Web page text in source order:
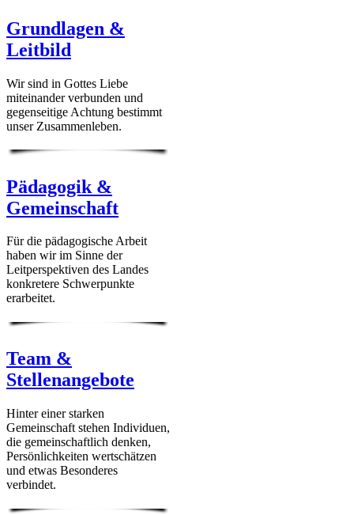
Grundlagen &
Leitbild
Wir sind in Gottes Liebe
miteinander verbunden und
gegenseitige Achtung bestimmt
unser Zusammenleben.
Pädagogik &
Gemeinschaft
Für die pädagogische Arbeit
haben wir im Sinne der
Leitperspektiven des Landes
konkretere Schwerpunkte
erarbeitet.
Team &
Stellenangebote
Hinter einer starken
Gemeinschaft stehen Individuen,
die gemeinschaftlich denken,
Persönlichkeiten wertschätzen
und etwas Besonderes
verbindet.